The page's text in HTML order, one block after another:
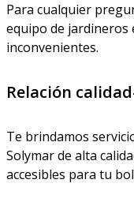
Para cualquier
equipo de
inconvenientes.
Relación
Te brindamos
Solymar de alta
accesibles para tu